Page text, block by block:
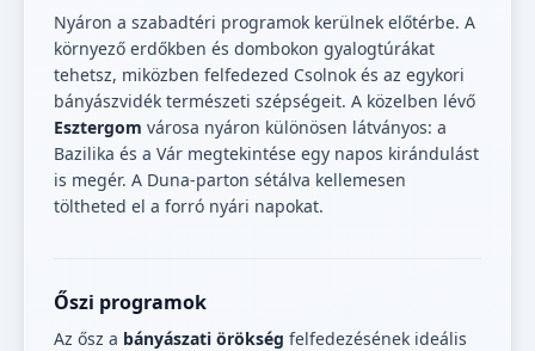
Nyáron a szabadtéri programok kerülnek előtérbe. A
környező erdőkben és dombokon gyalogtúrákat
tehetsz, miközben felfedezed Csolnok és az egykori
bányászvidék természeti szépségeit. A közelben lévő
Esztergom városa nyáron különösen látványos: a
Bazilika és a Vár megtekintése egy napos kirándulást
is megér. A Duna-parton sétálva kellemesen
töltheted el a forró nyári napokat.
Őszi programok
Az ősz a bányászati örökség felfedezésének ideális